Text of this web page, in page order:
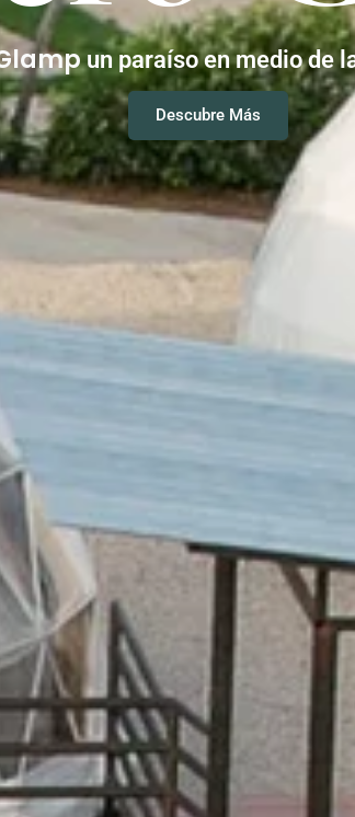
un paraíso en medio de
Descubre Más